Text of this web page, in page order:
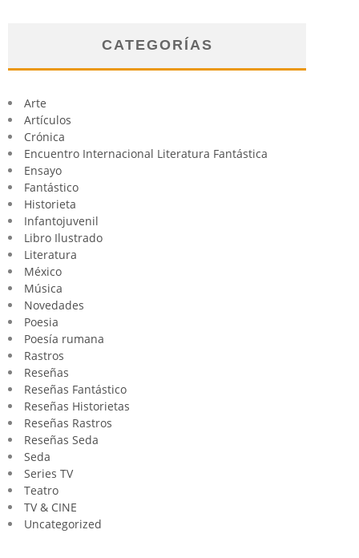
CATEGORÍAS
Arte
Artículos
Crónica
Encuentro Internacional Literatura Fantástica
Ensayo
Fantástico
Historieta
Infantojuvenil
Libro Ilustrado
Literatura
México
Música
Novedades
Poesia
Poesía rumana
Rastros
Reseñas
Reseñas Fantástico
Reseñas Historietas
Reseñas Rastros
Reseñas Seda
Seda
Series TV
Teatro
TV & CINE
Uncategorized